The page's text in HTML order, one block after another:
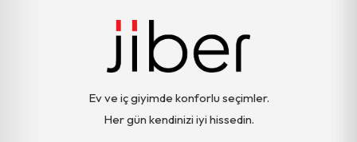
Ev ve iç giyimde konforlu seçimler.
Her gün kendinizi iyi hissedin.